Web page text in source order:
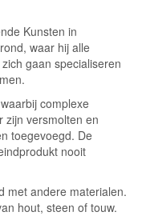
Kunsten in
waar hij alle
gaan specialiseren
complexe
zijn versmolten en
toegevoegd. De
nooit
met andere materialen.
hout, steen of touw.